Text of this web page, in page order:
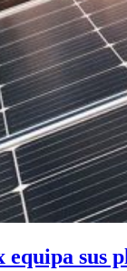
equipa sus